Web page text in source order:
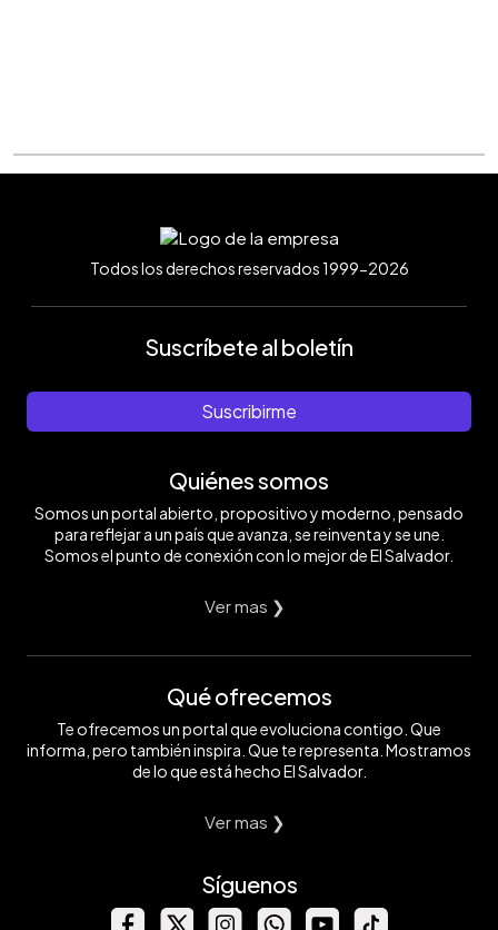
Todos los derechos reservados 1999-2026
Suscríbete al boletín
Suscribirme
Quiénes somos
Somos un portal abierto, propositivo y moderno, pensado
para reflejar a un país que avanza, se reinventa y se une.
Somos el punto de conexión con lo mejor de El Salvador.
Ver mas ❯
Qué ofrecemos
Te ofrecemos un portal que evoluciona contigo. Que
informa, pero también inspira. Que te representa. Mostramos
de lo que está hecho El Salvador.
Ver mas ❯
Síguenos